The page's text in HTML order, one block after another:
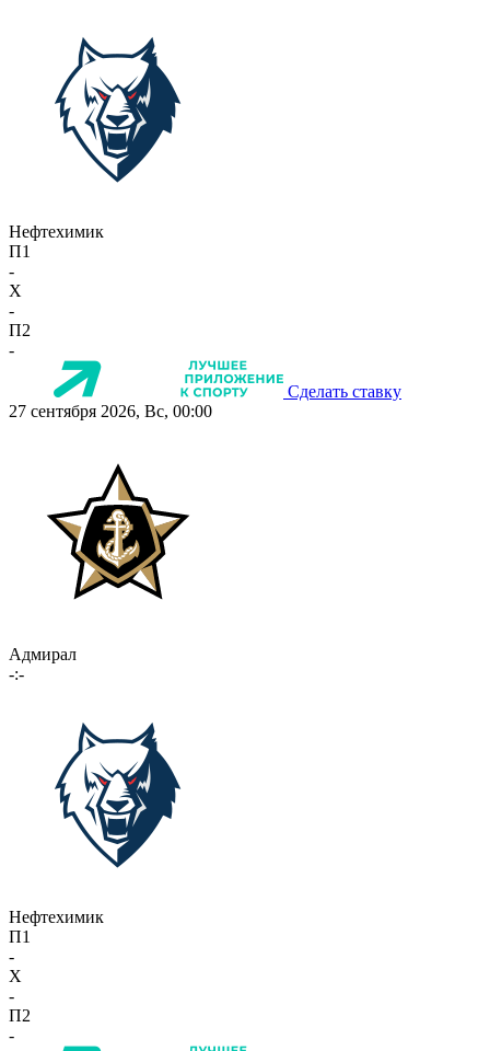
Нефтехимик
П1
-
X
-
П2
-
Сделать ставку
27 сентября 2026, Вс, 00:00
Адмирал
-:-
Нефтехимик
П1
-
X
-
П2
-